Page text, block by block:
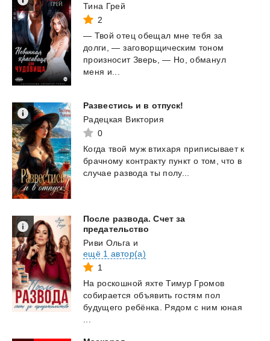
Тина Грей
2
— Твой отец обещал мне тебя за
долги, — заговорщическим тоном
произносит Зверь, — Но, обманул
меня и...
Развестись и в отпуск!
Радецкая Виктория
0
Когда твой муж втихаря приписывает к
брачному контракту пункт о том, что в
случае развода ты полу...
После развода. Счет за
предательство
Риви Ольга и
ещё 1 автор(а)
1
На роскошной яхте Тимур Громов
собирается объявить гостям пол
будущего ребёнка. Рядом с ним юная